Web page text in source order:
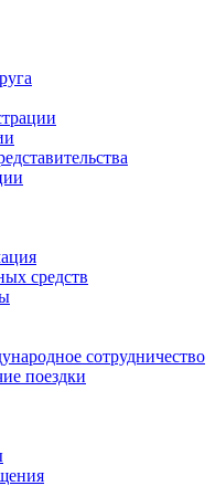
средств
сотрудничество
поездки